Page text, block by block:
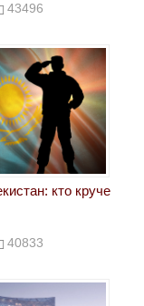
43496
кто круче
40833